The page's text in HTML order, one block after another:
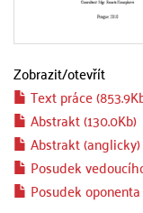
Zobrazit/otevřít
Text práce
Abstrakt (130.0Kb)
Abstrakt (anglicky)
Posudek
Posudek oponenta